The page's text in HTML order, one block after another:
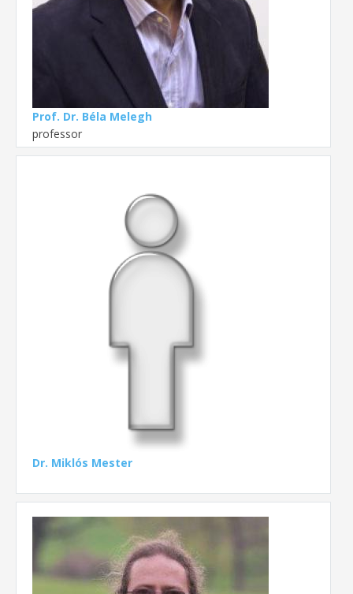
Prof. Dr. Béla Melegh
professor
Dr. Miklós Mester